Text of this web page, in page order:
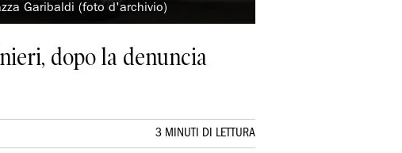
Garibaldi (foto d'archivio)
dopo la denuncia
3 MINUTI DI LETTURA